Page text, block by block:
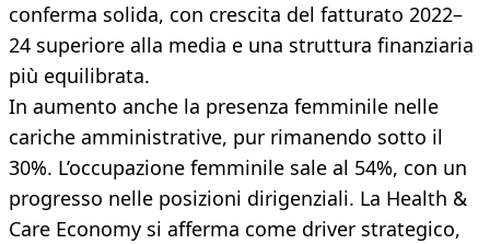
conferma solida, con crescita del fatturato 2022–
24 superiore alla media e una struttura finanziaria
più equilibrata.
In aumento anche la presenza femminile nelle
cariche amministrative, pur rimanendo sotto il
30%. L’occupazione femminile sale al 54%, con un
progresso nelle posizioni dirigenziali. La Health &
Care Economy si afferma come driver strategico,